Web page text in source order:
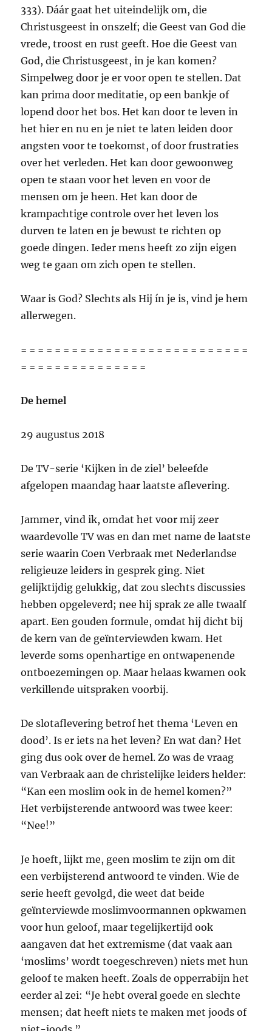
333). Dáár gaat het uiteindelijk om, die
Christusgeest in onszelf; die Geest van God die
vrede, troost en rust geeft. Hoe die Geest van
God, die Christusgeest, in je kan komen?
Simpelweg door je er voor open te stellen. Dat
kan prima door meditatie, op een bankje of
lopend door het bos. Het kan door te leven in
het hier en nu en je niet te laten leiden door
angsten voor te toekomst, of door frustraties
over het verleden. Het kan door gewoonweg
open te staan voor het leven en voor de
mensen om je heen. Het kan door de
krampachtige controle over het leven los
durven te laten en je bewust te richten op
goede dingen. Ieder mens heeft zo zijn eigen
weg te gaan om zich open te stellen.
Waar is God? Slechts als Hij ín je is, vind je hem
allerwegen.
= = = = = = = = = = = = = = = = = = = = = = = = = = =
= = = = = = = = = = = = = = =
De hemel
29 augustus 2018
De TV-serie ‘Kijken in de ziel’ beleefde
afgelopen maandag haar laatste aflevering.
Jammer, vind ik, omdat het voor mij zeer
waardevolle TV was en dan met name de laatste
serie waarin Coen Verbraak met Nederlandse
religieuze leiders in gesprek ging. Niet
gelijktijdig gelukkig, dat zou slechts discussies
hebben opgeleverd; nee hij sprak ze alle twaalf
apart. Een gouden formule, omdat hij dicht bij
de kern van de geïnterviewden kwam. Het
leverde soms openhartige en ontwapenende
ontboezemingen op. Maar helaas kwamen ook
verkillende uitspraken voorbij.
De slotaflevering betrof het thema ‘Leven en
dood’. Is er iets na het leven? En wat dan? Het
ging dus ook over de hemel. Zo was de vraag
van Verbraak aan de christelijke leiders helder:
“Kan een moslim ook in de hemel komen?”
Het verbijsterende antwoord was twee keer:
“Nee!”
Je hoeft, lijkt me, geen moslim te zijn om dit
een verbijsterend antwoord te vinden. Wie de
serie heeft gevolgd, die weet dat beide
geïnterviewde moslimvoormannen opkwamen
voor hun geloof, maar tegelijkertijd ook
aangaven dat het extremisme (dat vaak aan
‘moslims’ wordt toegeschreven) niets met hun
geloof te maken heeft. Zoals de opperrabijn het
eerder al zei: “Je hebt overal goede en slechte
mensen; dat heeft niets te maken met joods of